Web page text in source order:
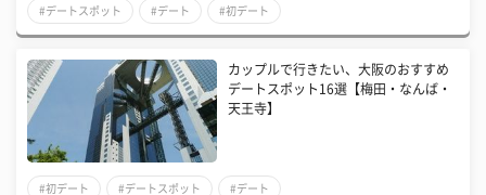
#デートスポット #デート #初デート
カップルで行きたい、大阪のおすすめ
デートスポット16選【梅田・なんば・
天王寺】
#初デート #デートスポット #デート